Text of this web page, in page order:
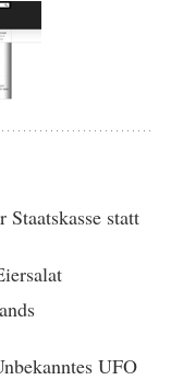
Staatskasse statt
UFO